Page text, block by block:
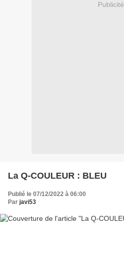
Publicité
La Q-COULEUR : BLEU
Publié le 07/12/2022 à 06:00
Par javi53